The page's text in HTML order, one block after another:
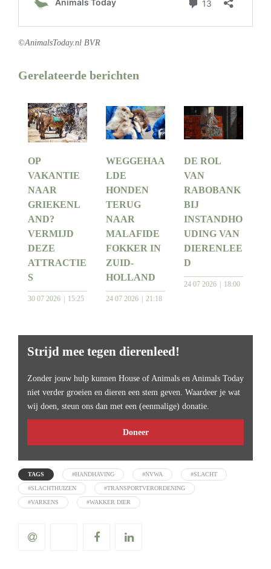
©AnimalsToday.nl BVR
Gerelateerde berichten
OP
VAKANTIE
NAAR
GRIEKENL
AND?
VERMIJD
DEZE
ATTRACTIE
S
30 07 2026 15:25
WEGGEHAA
LDE
HONDEN
TERUG
NAAR
MALAFIDE
FOKKER IN
ZUID-
HOLLAND
24 07 2026 21:18
DE ROL
VAN
RABOBANK
BIJ
INSTANDHO
UDING VAN
DIERENLEE
D
24 07 2026 18:00
Strijd mee tegen dierenleed!
Zonder jouw hulp kunnen House of Animals en Animals Today
niet verder groeien en dieren een stem geven. Waardeer je wat
wij doen, steun ons dan met een (eenmalige) donatie.
Doneer
TAGS #HANDHAVING #NVWA #SLACHT
#SLACHTHUIZEN #TRANSPORTVERORDENING
#VARKENS #WAKKER DIER